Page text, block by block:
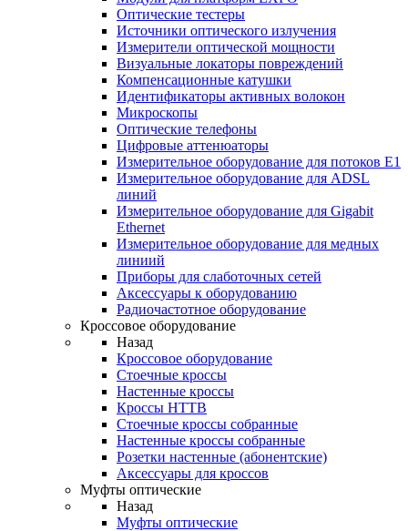
Оптические тестеры
Источники оптического излучения
Измерители оптической мощности
Визуальные локаторы повреждений
Компенсационные катушки
Идентификаторы активных волокон
Микроскопы
Оптические телефоны
Цифровые аттенюаторы
Измерительное оборудование для потоков Е1
Измерительное оборудование для ADSL
линий
Измерительное оборудование для Gigabit
Ethernet
Измерительное оборудование для медных
линиий
Приборы для слаботочных сетей
Аксессуары к оборудованию
Радиочастотное оборудование
Кроссовое оборудование
Назад
Кроссовое оборудование
Стоечные кроссы
Настенные кроссы
Кроссы HTTB
Стоечные кроссы собранные
Настенные кроссы собранные
Розетки настенные (абонентские)
Аксессуары для кроссов
Муфты оптические
Назад
Муфты оптические